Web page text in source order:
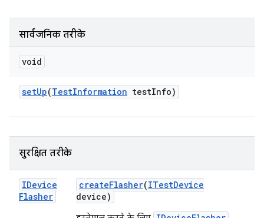
सार्वजनिक तरीके
void
setUp(TestInformation testInfo)
सुरक्षित तरीके
IDevice
Flasher
createFlasher(ITestDevice
device)